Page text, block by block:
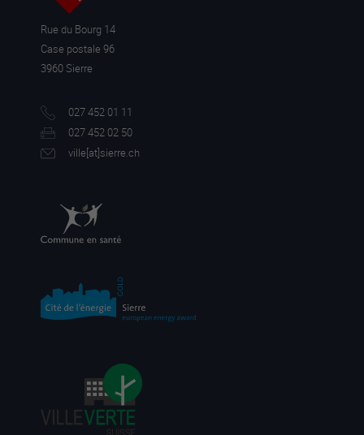
Rue du Bourg 14
Case postale 96
3960 Sierre
027 452 01 11
027 452 02 50
ville[at]sierre.ch